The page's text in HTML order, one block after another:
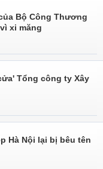
Bộ Công Thương
xi măng
Tổng công ty Xây
Hà Nội lại bị bêu tên